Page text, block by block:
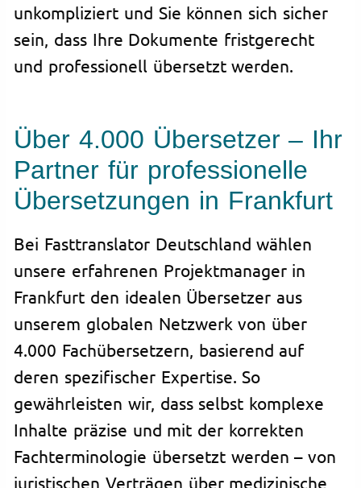
unkompliziert und Sie können sich sicher
sein, dass Ihre Dokumente fristgerecht
und professionell übersetzt werden.
Über 4.000 Übersetzer – Ihr
Partner für professionelle
Übersetzungen in Frankfurt
Bei Fasttranslator Deutschland wählen
unsere erfahrenen Projektmanager in
Frankfurt den idealen Übersetzer aus
unserem globalen Netzwerk von über
4.000 Fachübersetzern, basierend auf
deren spezifischer Expertise. So
gewährleisten wir, dass selbst komplexe
Inhalte präzise und mit der korrekten
Fachterminologie übersetzt werden – von
juristischen Verträgen über medizinische